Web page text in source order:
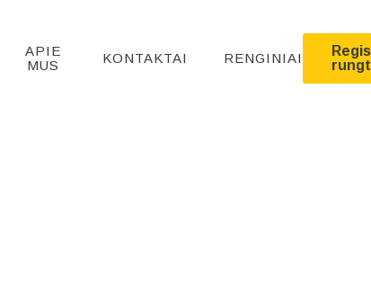
APIE
MUS
KONTAKTAI RENGINIAI